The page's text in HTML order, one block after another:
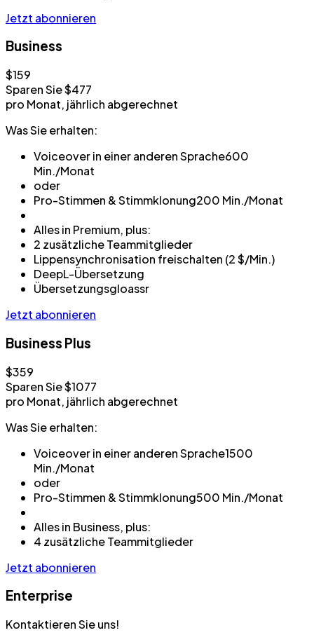
Jetzt abonnieren
Business
$159
Sparen Sie $477
pro Monat, jährlich abgerechnet
Was Sie erhalten:
Voiceover in einer anderen Sprache600
Min./Monat
oder
Pro-Stimmen & Stimmklonung200 Min./Monat
Alles in Premium, plus:
2 zusätzliche Teammitglieder
Lippensynchronisation freischalten (2 $/Min.)
DeepL-Übersetzung
Übersetzungsgloassr
Jetzt abonnieren
Business Plus
$359
Sparen Sie $1077
pro Monat, jährlich abgerechnet
Was Sie erhalten:
Voiceover in einer anderen Sprache1500
Min./Monat
oder
Pro-Stimmen & Stimmklonung500 Min./Monat
Alles in Business, plus:
4 zusätzliche Teammitglieder
Jetzt abonnieren
Enterprise
Kontaktieren Sie uns!